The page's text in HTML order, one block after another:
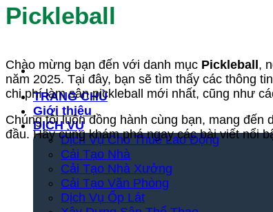
TRANG CHỦ
Giới thiệu
DỊCH VỤ
Dịch Vụ Cho Thuê Lao Động
Cải Tạo Nhà
Cải Tạo Nhà Xưởng
Cải Tạo Văn Phòng
Dịch Vụ Ốp Lát
Pickleball
Chào mừng bạn đến với danh mục Pickleball,
năm 2025. Tại đây, bạn sẽ tìm thấy các thông
chi phí làm sân pickleball mới nhất, cũng như
Chúng tôi luôn đồng hành cùng bạn, mang
đầu. Hãy cùng khám phá ngay các bài viết nổi